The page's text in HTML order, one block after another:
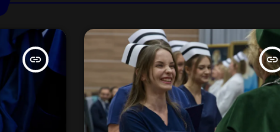
insert_link insert_link